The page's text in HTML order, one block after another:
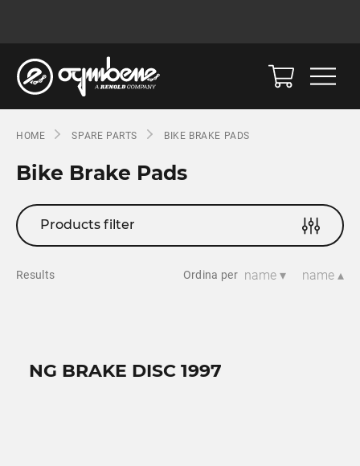
HOME SPARE PARTS BIKE BRAKE PADS
Bike Brake Pads
Products filter
Results Ordina per name ▾ name ▴
NG BRAKE DISC 1997